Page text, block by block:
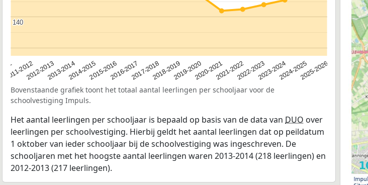
2011-20122012-20132013-20142014-20152015-20162016-20172017-20182018-20192019-20202020-20212021-20222022-20232023-20242024-20252025-2026
140
140
Bovenstaande grafiek toont het totaal aantal leerlingen per schooljaar voor de
schoolvestiging Impuls.
Het aantal leerlingen per schooljaar is bepaald op basis van de data van DUO over
leerlingen per schoolvestiging. Hierbij geldt het aantal leerlingen dat op peildatum
1 oktober van ieder schooljaar bij de schoolvestiging was ingeschreven. De
schooljaren met het hoogste aantal leerlingen waren 2013-2014 (218 leerlingen) en
2012-2013 (217 leerlingen).